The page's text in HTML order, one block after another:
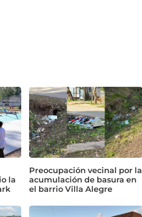
la
Preocupación vecinal por la
acumulación de basura en
el barrio Villa Alegre